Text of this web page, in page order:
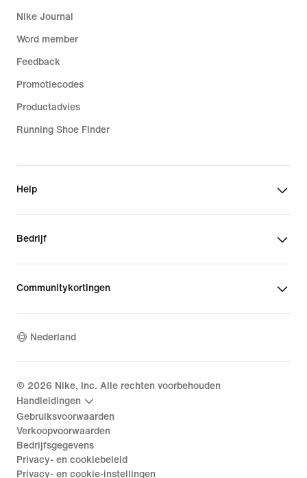
Nike Journal
Word member
Feedback
Promotiecodes
Productadvies
Running Shoe Finder
Help
Bedrijf
Communitykortingen
Nederland
© 2026 Nike, Inc. Alle rechten voorbehouden
Handleidingen
Gebruiksvoorwaarden
Verkoopvoorwaarden
Bedrijfsgegevens
Privacy- en cookiebeleid
Privacy- en cookie-instellingen